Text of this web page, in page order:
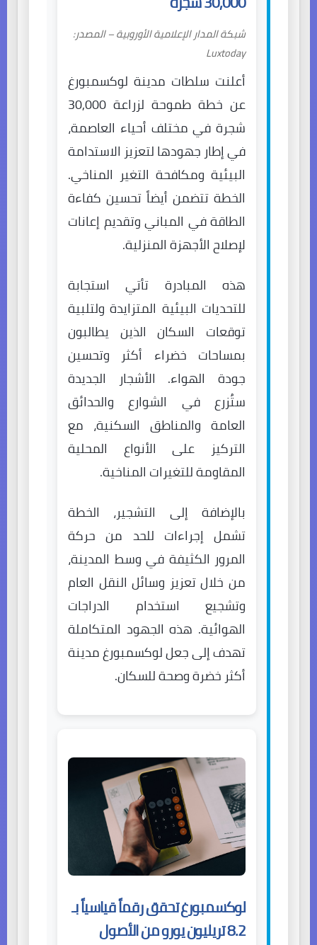
شبكة المدار الإعلامية الأوروبية – المصدر:
Luxtoday
أعلنت سلطات مدينة لوكسمبورغ
عن خطة طموحة لزراعة 30,000
شجرة في مختلف أحياء العاصمة،
في إطار جهودها لتعزيز الاستدامة
البيئية ومكافحة التغير المناخي.
الخطة تتضمن أيضاً تحسين كفاءة
الطاقة في المباني وتقديم إعانات
لإصلاح الأجهزة المنزلية.
هذه المبادرة تأتي استجابة
للتحديات البيئية المتزايدة ولتلبية
توقعات السكان الذين يطالبون
بمساحات خضراء أكثر وتحسين
جودة الهواء. الأشجار الجديدة
ستُزرع في الشوارع والحدائق
العامة والمناطق السكنية، مع
التركيز على الأنواع المحلية
المقاومة للتغيرات المناخية.
بالإضافة إلى التشجير، الخطة
تشمل إجراءات للحد من حركة
المرور الكثيفة في وسط المدينة،
من خلال تعزيز وسائل النقل العام
وتشجيع استخدام الدراجات
الهوائية. هذه الجهود المتكاملة
تهدف إلى جعل لوكسمبورغ مدينة
أكثر خضرة وصحة للسكان.
لوكسمبورغ تحقق رقماً قياسياً بـ
8.2 تريليون يورو من الأصول